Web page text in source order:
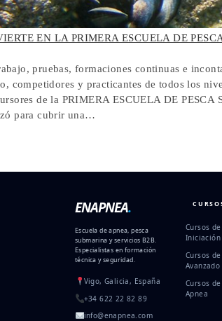
EN LA PRIMERA ESCUELA DE
pruebas, formaciones continuas e
competidores y practicantes de todos los
de la PRIMERA ESCUELA DE
para cubrir una…
ENAPNEA.
Escuela de apnea, pesca
submarina y servicios B2B.
Especialistas en formación
técnica y seguridad.
Vigo, Galicia, España
+34 622 22 82 89
info@enapnea.com
Cursos
Iniciación
Cursos
Avanzado
Cursos
Apnea